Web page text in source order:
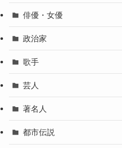
俳優・女優
政治家
歌手
芸人
著名人
都市伝説